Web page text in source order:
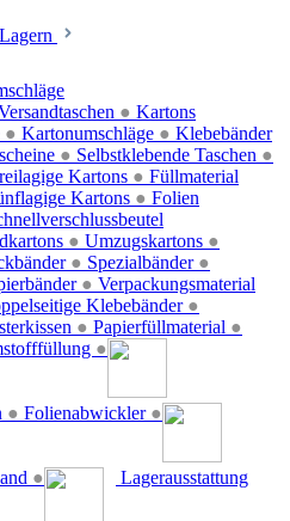
●
● Kartonumschläge ●
● Selbstklebende Taschen ●
Kartons
Kartons ●
Kartons ●
● Umzugskartons ●
Klebebänder
● Spezialbänder ●
●
Klebebänder ●
Füllmaterial
● Papierfüllmaterial ●
●
Folien
● Folienabwickler ●
●
Verpackungsmaterial
Lagerausstattung